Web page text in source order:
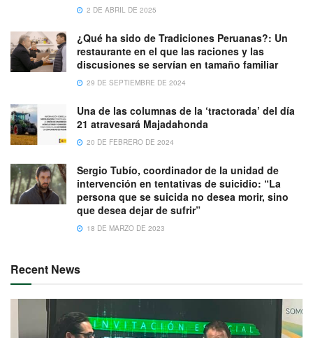
2 DE ABRIL DE 2025
¿Qué ha sido de Tradiciones Peruanas?: Un
restaurante en el que las raciones y las
discusiones se servían en tamaño familiar
29 DE SEPTIEMBRE DE 2024
Una de las columnas de la ‘tractorada’ del día
21 atravesará Majadahonda
20 DE FEBRERO DE 2024
Sergio Tubío, coordinador de la unidad de
intervención en tentativas de suicidio: “La
persona que se suicida no desea morir, sino
que desea dejar de sufrir”
18 DE MARZO DE 2023
Recent News